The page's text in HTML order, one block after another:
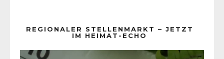
REGIONALER STELLENMARKT – JETZT
IM HEIMAT-ECHO